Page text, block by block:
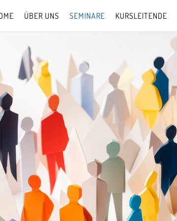
ÜBER UNS SEMINARE KURSLEITENDE